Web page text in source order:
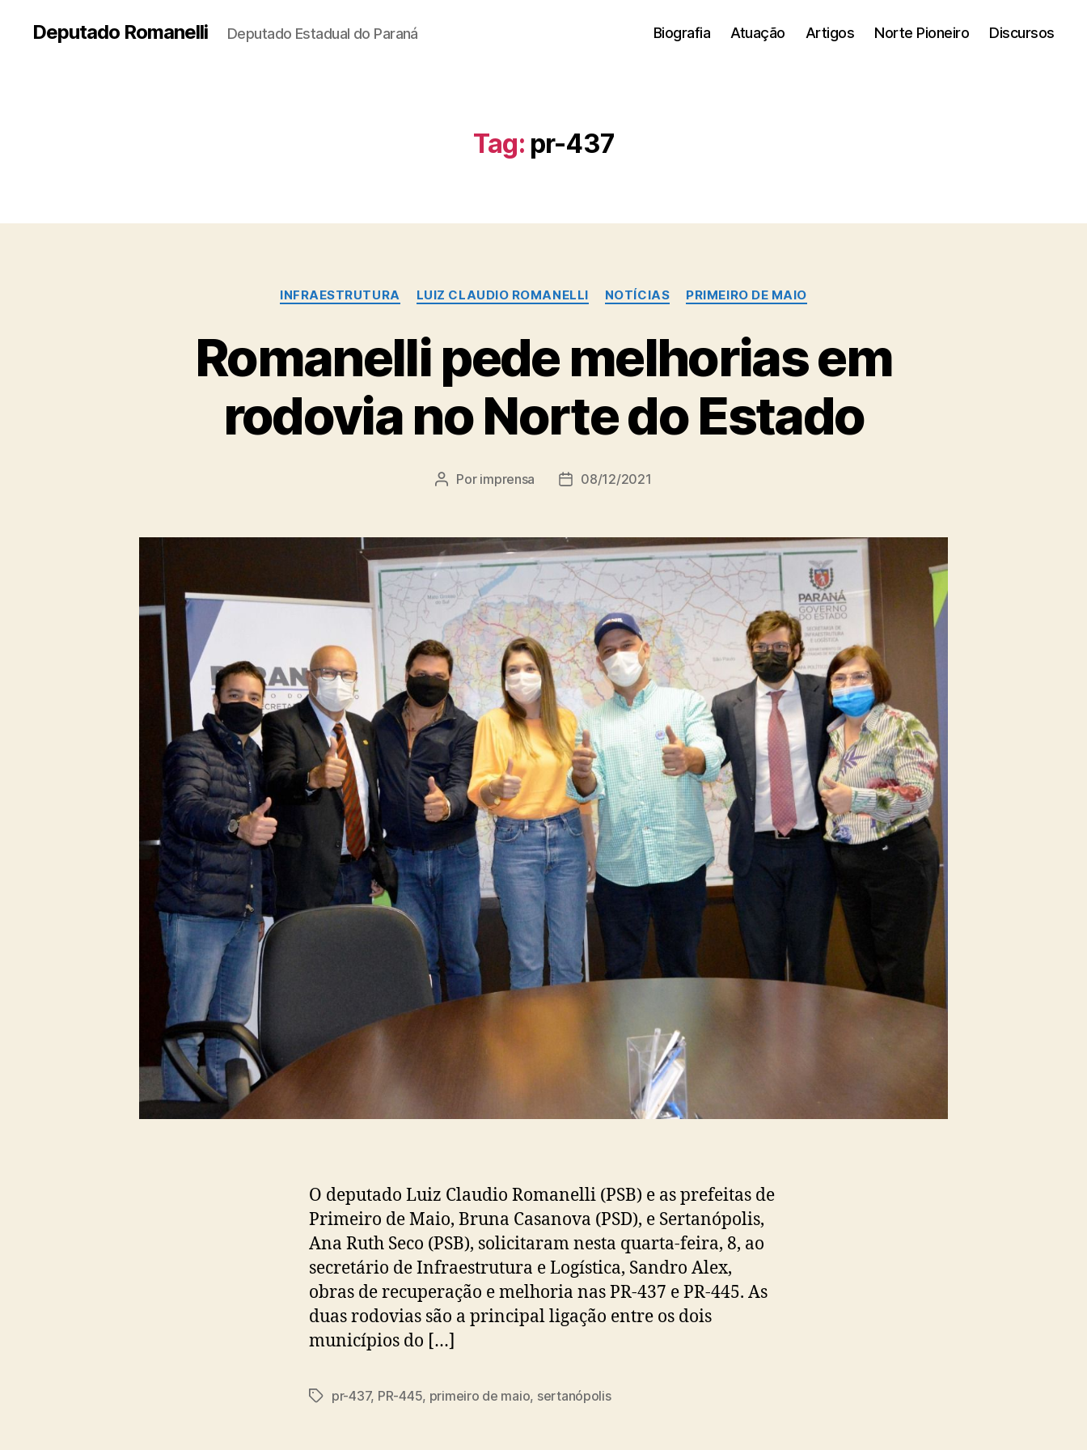
Deputado Romanelli Deputado Estadual do Paraná Biografia Atuação Artigos Norte Pioneiro Discursos
Tag: pr-437
Categorias
INFRAESTRUTURA LUIZ CLAUDIO ROMANELLI NOTÍCIAS PRIMEIRO DE MAIO
Romanelli pede melhorias em
rodovia no Norte do Estado
Autor
Por imprensa
Data08/12/2021
O deputado Luiz Claudio Romanelli (PSB) e as prefeitas de
Primeiro de Maio, Bruna Casanova (PSD), e Sertanópolis,
Ana Ruth Seco (PSB), solicitaram nesta quarta-feira, 8, ao
secretário de Infraestrutura e Logística, Sandro Alex,
obras de recuperação e melhoria nas PR-437 e PR-445. As
duas rodovias são a principal ligação entre os dois
municípios do […]
Tagspr-437, PR-445, primeiro de maio, sertanópolis